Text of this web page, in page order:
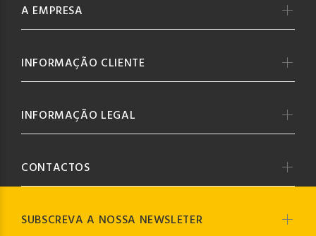
SUBSCREVA A NOSSA NEWSLETER
A EMPRESA
INFORMAÇÃO CLIENTE
INFORMAÇÃO LEGAL
CONTACTOS